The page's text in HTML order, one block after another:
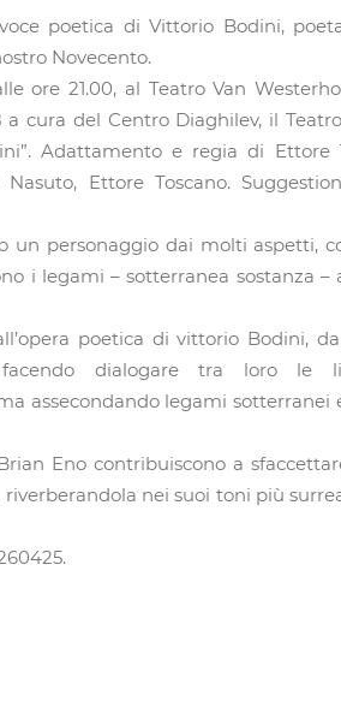
poetica di Vittorio Bodini,
Novecento.
ore 21.00, al Teatro Van
a cura del Centro Diaghilev, il
Adattamento e regia di Ettore
Ettore Toscano.
un personaggio dai molti aspetti,
i legami – sotterranea sostanza –
poetica di vittorio Bodini,
facendo dialogare tra loro le
assecondando legami sotterranei
Eno contribuiscono a
riverberandola nei suoi toni più